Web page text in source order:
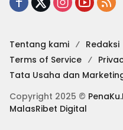
Tentang kami Redaksi
Terms of Service
Tata Usaha dan
Copyright 2025 ©
MalasRibet Digital